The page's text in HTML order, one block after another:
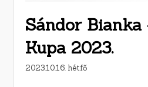
Sándor Bianka
Kupa 2023.
2023.10.16. hétfő